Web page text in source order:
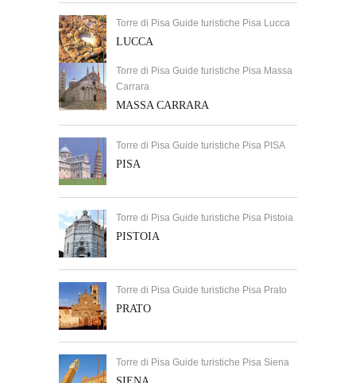
Torre di Pisa Guide turistiche Pisa Lucca
LUCCA
Torre di Pisa Guide turistiche Pisa Massa
Carrara
MASSA CARRARA
Torre di Pisa Guide turistiche Pisa PISA
PISA
Torre di Pisa Guide turistiche Pisa Pistoia
PISTOIA
Torre di Pisa Guide turistiche Pisa Prato
PRATO
Torre di Pisa Guide turistiche Pisa Siena